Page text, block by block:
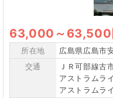
63,000 ～ 63,500
所在地
広島県広島市
交通
ＪＲ可部線古
アストラムラ
アストラムラ